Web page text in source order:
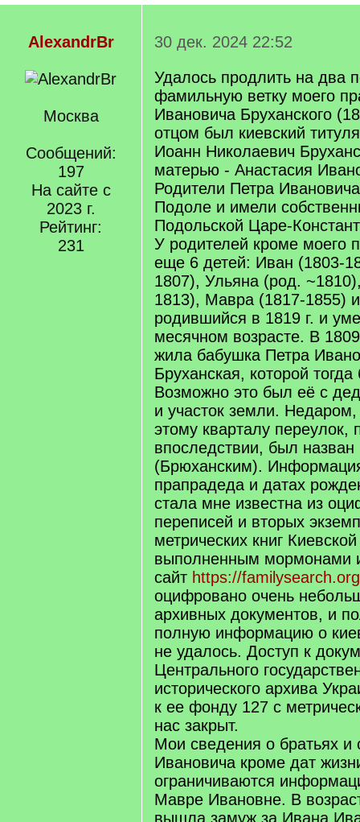
AlexandrBr
Москва
Сообщений:
197
На сайте с
2023 г.
Рейтинг:
231
30 дек. 2024 22:52
Удалось продлить на два
фамильную ветку моего
Ивановича Бруханского
отцом был киевский
Иоанн Николаевич
матерью - Анастасия
Родители Петра
Подоле и имели
Подольской Царе-
У родителей кроме моего
еще 6 детей: Иван (1803-
1807), Ульяна (род.
1813), Мавра (1817-1855)
родившийся в 1819 г. и
месячном возрасте. В
жила бабушка Петра
Бруханская, которой
Возможно это был её с
и участок земли.
этому кварталу переулок,
впоследствии, был назван
(Брюханским).
прапрадеда и датах
стала мне известна из
переписей и вторых
метрических книг
выполненным мормонами
сайт https://
оцифровано очень
архивных документов, и
полную информацию о
не удалось. Доступ к
Центрального
исторического архива
к ее фонду 127 с
нас закрыт.
Мои сведения о братьях и
Ивановича кроме дат
ограничиваются
Мавре Ивановне. В
вышла замуж за Ивана